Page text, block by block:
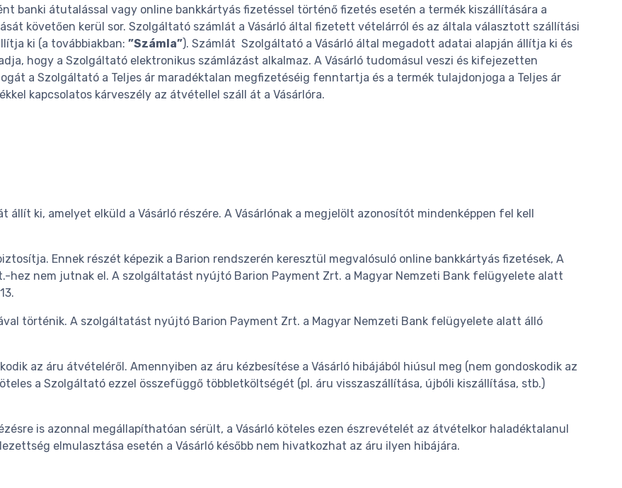
banki átutalással vagy online bankkártyás fizetéssel történő fizetés esetén a termék kiszállítására a
követően kerül sor. Szolgáltató számlát a Vásárló által fizetett vételárról és az általa választott szállítási
ki (a továbbiakban: ”Számla”). Számlát Szolgáltató a Vásárló által megadott adatai alapján állítja ki és
hogy a Szolgáltató elektronikus számlázást alkalmaz. A Vásárló tudomásul veszi és kifejezetten
a Szolgáltató a Teljes ár maradéktalan megfizetéséig fenntartja és a termék tulajdonjoga a Teljes ár
kapcsolatos kárveszély az átvétellel száll át a Vásárlóra.
ki, amelyet elküld a Vásárló részére. A Vásárlónak a megjelölt azonosítót mindenképpen fel kell
Ennek részét képezik a Barion rendszerén keresztül megvalósuló online bankkártyás fizetések, A
hez nem jutnak el. A szolgáltatást nyújtó Barion Payment Zrt. a Magyar Nemzeti Bank felügyelete alatt
történik. A szolgáltatást nyújtó Barion Payment Zrt. a Magyar Nemzeti Bank felügyelete alatt álló
az áru átvételéről. Amennyiben az áru kézbesítése a Vásárló hibájából hiúsul meg (nem gondoskodik az
a Szolgáltató ezzel összefüggő többletköltségét (pl. áru visszaszállítása, újbóli kiszállítása, stb.)
is azonnal megállapíthatóan sérült, a Vásárló köteles ezen észrevételét az átvételkor haladéktalanul
elmulasztása esetén a Vásárló később nem hivatkozhat az áru ilyen hibájára.